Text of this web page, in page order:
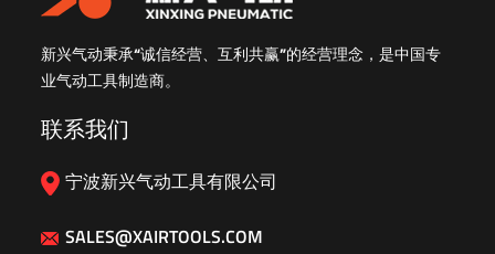
新兴气动秉承“诚信经营、互利共赢”的经营理念，是中国专
业气动工具制造商。
联系我们
宁波新兴气动工具有限公司
SALES@XAIRTOOLS.COM